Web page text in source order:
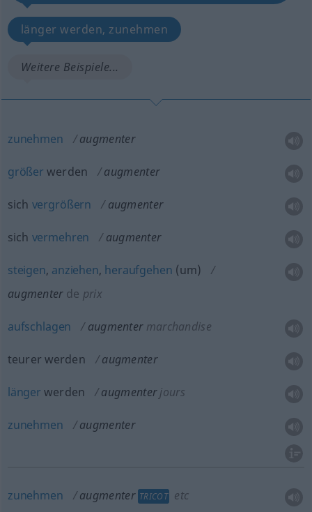
länger werden, zunehmen
Weitere Beispiele...
zunehmen augmenter
größer werden augmenter
sich vergrößern augmenter
sich vermehren augmenter
steigen, anziehen, heraufgehen (um)
augmenter de prix
aufschlagen augmenter marchandise
teurer werden augmenter
länger werden augmenter jours
zunehmen augmenter
zunehmen augmenter TRICOT etc